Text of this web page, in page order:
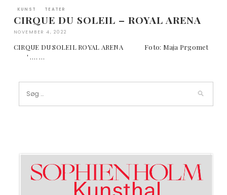
KUNST TEATER
CIRQUE DU SOLEIL – ROYAL ARENA
NOVEMBER 4, 2022
CIRQUE DU SOLEIL ROYAL ARENA Foto: Maja Prgomet
' …. …